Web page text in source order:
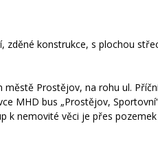
konstrukce, s plochou
Prostějov, na rohu ul.
MHD bus „Prostějov,
k nemovité věci je přes pozemek